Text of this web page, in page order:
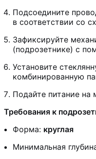
Подсоедините
в соответствии со
Зафиксируйте
(подрозетнике) с
Установите
комбинированную
Подайте питание на
Требования к
Форма: круглая
Минимальная